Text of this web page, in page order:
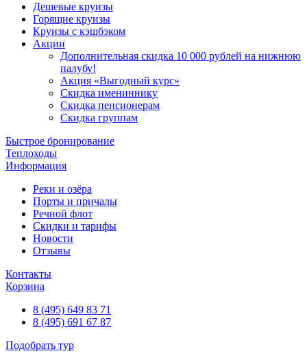
Дешевые круизы
Горящие круизы
Круизы с кэшбэком
Акции
Дополнительная скидка 10 000 рублей на нижнюю
палубу!
Акция «Выгодный курс»
Скидка имениннику
Скидка пенсионерам
Скидка группам
Быстрое бронирование
Теплоходы
Информация
Реки и озёра
Порты и причалы
Речной флот
Скидки и тарифы
Новости
Отзывы
Контакты
Корзина
8 (495) 649 83 71
8 (495) 691 67 87
Подобрать тур